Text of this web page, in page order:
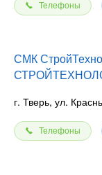
Телефоны
СМК
г. Тверь, ул.
Телефоны